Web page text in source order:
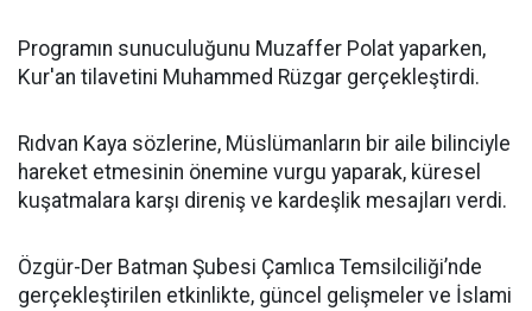
Programın sunuculuğunu Muzaffer Polat yaparken,
Kur'an tilavetini Muhammed Rüzgar gerçekleştirdi.
Rıdvan Kaya sözlerine, Müslümanların bir aile bilinciyle
hareket etmesinin önemine vurgu yaparak, küresel
kuşatmalara karşı direniş ve kardeşlik mesajları verdi.
Özgür-Der Batman Şubesi Çamlıca Temsilciliği’nde
gerçekleştirilen etkinlikte, güncel gelişmeler ve İslami